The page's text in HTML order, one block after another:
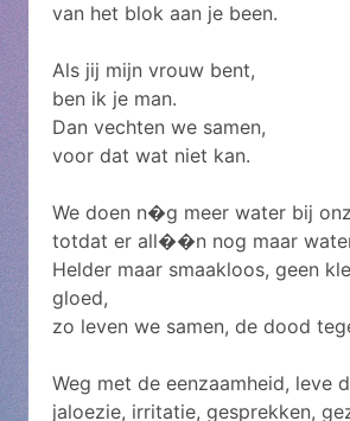
van het blok aan je been.
Als jij mijn vrouw bent,
ben ik je man.
Dan vechten we samen,
voor dat wat niet kan.
We doen n�g meer water bij
totdat er all��n nog maar
Helder maar smaakloos, geen
gloed,
zo leven we samen, de dood
Weg met de eenzaamheid, leve
jaloezie, irritatie, gesprekken,